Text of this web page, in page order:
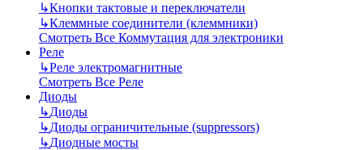
↳Кнопки тактовые и переключатели
↳Клеммные соединители (клеммники)
Смотреть Все Коммутация для электроники
Реле
↳Реле электромагнитные
Смотреть Все Реле
Диоды
↳Диоды
↳Диоды ограничительные (suppressors)
↳Диодные мосты